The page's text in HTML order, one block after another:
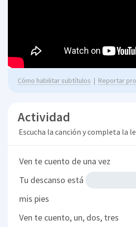
Cómo habilitar subtítulos | Reportar
Actividad
Escucha la canción y completa la
Ven te cuento de una vez
Tu descanso está
mis pies
Ven te cuento, un, dos, tres